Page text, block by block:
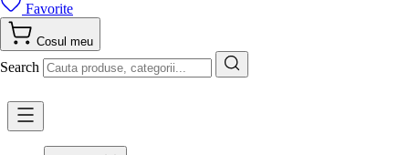
Favorite
Cosul meu
Search